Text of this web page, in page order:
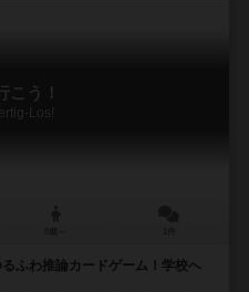
こう！
Los!
ふわ推論カードゲーム！学校へ